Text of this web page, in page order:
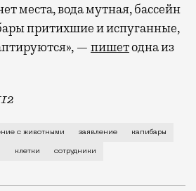
места, вода мутная, бассейн
притихшие и испуганные,
— пишетодна из
нового контактного кафе с
с животными заявление капибары
клетки сотрудники